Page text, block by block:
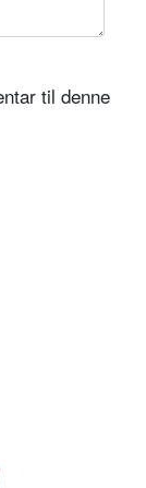
til denne